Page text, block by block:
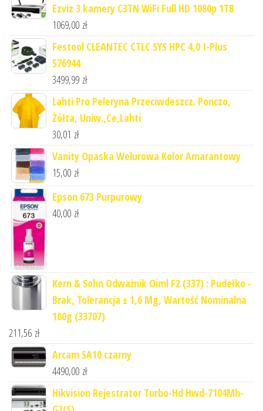
Ezviz 3 kamery C3TN WiFi Full HD 1080p 1TB
1069,00 zł
Festool CLEANTEC CTLC SYS HPC 4,0 I-Plus
576944
3499,99 zł
Lahti Pro Peleryna Przeciwdeszcz. Ponczo,
Żółta, Uniw.,Ce,Lahti
30,01 zł
Vanity Opaska Welurowa Kolor Amarantowy
15,00 zł
Epson 673 Purpurowy
40,00 zł
Kern & Sohn Odważnik Oiml F2 (337) : Pudełko -
Brak, Tolerancja ± 1,6 Mg, Wartość Nominalna
100g (33707)
211,56 zł
Arcam SA10 czarny
4490,00 zł
Hikvision Rejestrator Turbo-Hd Hwd-7104Mh-